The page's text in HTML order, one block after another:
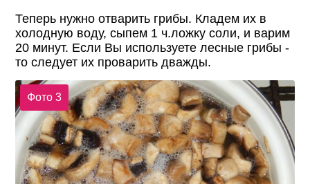
Теперь нужно отварить грибы. Кладем их в
холодную воду, сыпем 1 ч.ложку соли, и варим
20 минут. Если Вы используете лесные грибы -
то следует их проварить дважды.
Фото 3